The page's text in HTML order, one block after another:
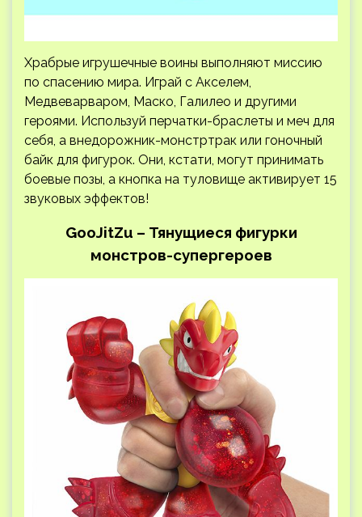
Храбрые игрушечные воины выполняют миссию
по спасению мира. Играй с Акселем,
Медвеварваром, Маско, Галилео и другими
героями. Используй перчатки-браслеты и меч для
себя, а внедорожник-монстртрак или гоночный
байк для фигурок. Они, кстати, могут принимать
боевые позы, а кнопка на туловище активирует 15
звуковых эффектов!
GooJitZu – Тянущиеся фигурки
монстров-супергероев